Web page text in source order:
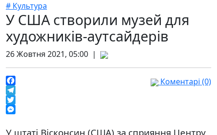
# Культура
У США створили музей для
художників-аутсайдерів
26 Жовтня 2021, 05:00 |
Facebook
Telegram
Twitter
Коментарі (0)
У штаті Вісконсин (США) за сприяння Центру